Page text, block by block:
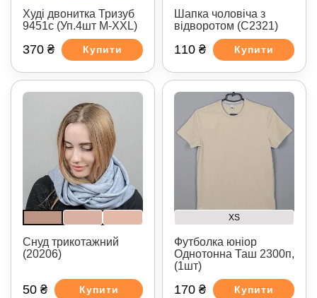
Худі двонитка Тризуб
9451с (Уп.4шт M-XXL)
370 ₴ Купити
Шапка чоловіча з
відворотом (С2321)
110 ₴ Купити
Снуд трикотажний
(20206)
50 ₴ Купити
XS
Футболка юніор
Однотонна Таш 2300п,
(1шт)
170 ₴ Купити